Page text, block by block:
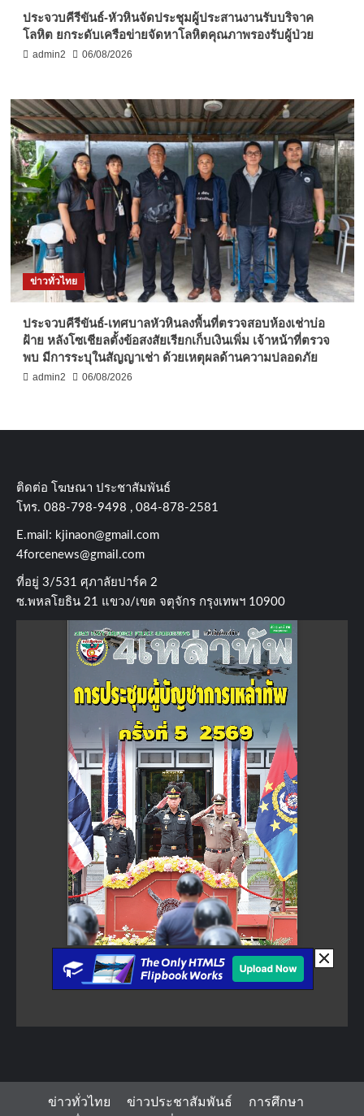
ประจวบคีรีขันธ์-หัวหินจัดประชุมผู้ประสานงานรับบริจาค
โลหิต ยกระดับเครือข่ายจัดหาโลหิตคุณภาพรองรับผู้ป่วย
admin2 06/08/2026
ข่าวทั่วไทย
ประจวบคีรีขันธ์-เทศบาลหัวหินลงพื้นที่ตรวจสอบห้องเช่าบ่อ
ฝ้าย หลังโซเชียลตั้งข้อสงสัยเรียกเก็บเงินเพิ่ม เจ้าหน้าที่ตรวจ
พบ มีการระบุในสัญญาเช่า ด้วยเหตุผลด้านความปลอดภัย
admin2 06/08/2026
ติดต่อ​ โฆษณา​ ประชาสัมพันธ์
โทร​. 088-798-9498 , 084-878-2581
E.mail: kjinaon@gmail.com
4forcenews@gmail.com
ที่อยู่​ 3/531​ ศุภาลัยปาร์ค​ 2
ซ.พหลโยธิน​ 21​ แขวง/เขต​ จตุจักร​ กรุงเทพฯ 10900
ข่าวทั่วไทย ข่าวประชาสัมพันธ์
การศึกษา